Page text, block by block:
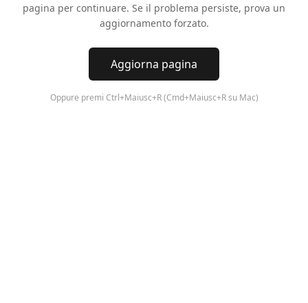
pagina per continuare. Se il problema persiste, prova un
aggiornamento forzato.
Aggiorna pagina
Oppure premi Ctrl+Maiusc+R (Cmd+Maiusc+R su Mac)